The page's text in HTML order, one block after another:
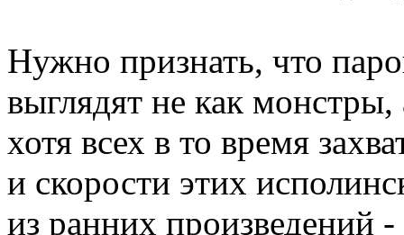
Нужно признать, что
выглядят не как
хотя всех в то время
и скорости этих
из ранних произведений